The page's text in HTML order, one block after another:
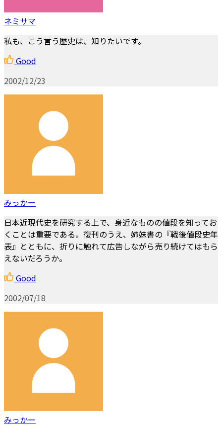
ネミサマ
私も、こう言う歴史は、知りたいです。
Good
2002/12/23
みっかー
日本近現代史を研究する上で、身近なものの値段を知ってお
くことは重要である。復刊のうえ、姉妹書の『戦後値段史年
表』とともに、折りに触れて広告しながら売り続けてはもら
えないだろうか。
Good
2002/07/18
みっかー